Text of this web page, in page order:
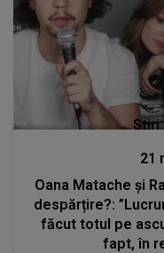
Stiri
21
Oana Matache și
despărțire?:
făcut totul pe
fapt, în